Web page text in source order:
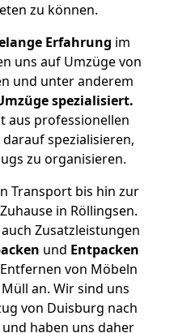
zu können.
Erfahrung im
uns auf Umzüge von
und unter anderem
spezialisiert.
aus professionellen
spezialisieren,
zu organisieren.
Transport bis hin zur
in Röllingsen.
Zusatzleistungen
und Entpacken
von Möbeln
an. Wir sind uns
von Duisburg nach
haben uns daher